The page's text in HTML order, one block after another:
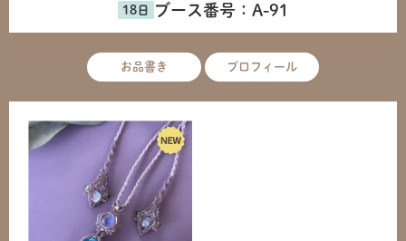
ブース番号： A-91
お品書き プロフィール